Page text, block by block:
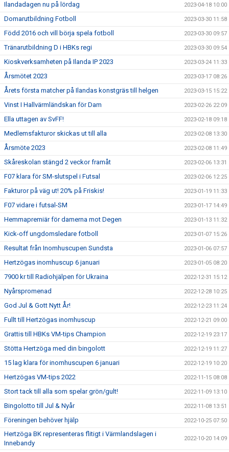
Ilandadagen nu på lördag 2023-04-18 10:00
Domarutbildning Fotboll 2023-03-30 11:58
Född 2016 och vill börja spela fotboll 2023-03-30 09:57
Tränarutbildning D i HBKs regi 2023-03-30 09:54
Kioskverksamheten på Ilanda IP 2023 2023-03-24 11:33
Årsmötet 2023 2023-03-17 08:26
Årets första matcher på Ilandas konstgräs till helgen 2023-03-15 15:22
Vinst I Hallvärmländskan för Dam 2023-02-26 22:09
Ella uttagen av SvFF! 2023-02-18 09:18
Medlemsfakturor skickas ut till alla 2023-02-08 13:30
Årsmöte 2023 2023-02-08 11:49
Skåreskolan stängd 2 veckor framåt 2023-02-06 13:31
F07 klara för SM-slutspel i Futsal 2023-02-06 12:25
Fakturor på väg ut! 20% på Friskis! 2023-01-19 11:33
F07 vidare i futsal-SM 2023-01-17 14:49
Hemmapremiär för damerna mot Degen 2023-01-13 11:32
Kick-off ungdomsledare fotboll 2023-01-07 15:26
Resultat från Inomhuscupen Sundsta 2023-01-06 07:57
Hertzögas inomhuscup 6 januari 2023-01-05 08:20
7900 kr till Radiohjälpen för Ukraina 2022-12-31 15:12
Nyårspromenad 2022-12-28 10:25
God Jul & Gott Nytt År! 2022-12-23 11:24
Fullt till Hertzögas inomhuscup 2022-12-21 09:00
Grattis till HBKs VM-tips Champion 2022-12-19 23:17
Stötta Hertzöga med din bingolott 2022-12-19 11:27
15 lag klara för inomhuscupen 6 januari 2022-12-19 10:20
Hertzögas VM-tips 2022 2022-11-15 08:08
Stort tack till alla som spelar grön/gult! 2022-11-09 13:10
Bingolotto till Jul & Nyår 2022-11-08 13:51
Föreningen behöver hjälp 2022-10-25 07:50
Hertzöga BK representeras flitigt i Värmlandslagen i
Innebandy
2022-10-20 14:09